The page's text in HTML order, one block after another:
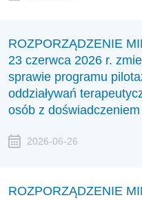
ROZPORZĄDZENIE
23 czerwca 2026 r.
sprawie programu
oddziaływań
osób z
2026-06-26
ROZPORZĄDZENIE